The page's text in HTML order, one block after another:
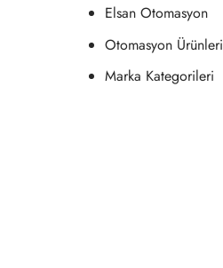
Elsan Otomasyon
Otomasyon Ürünleri
Marka Kategorileri